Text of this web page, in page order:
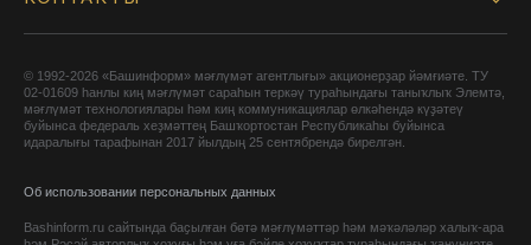
© 1992-2026 «Башинформ» мәғлүмәт агентлығы» акционерҙар йәмғиәте. ТУ
02-01609 һанлы киң мәғлүмәт сараһын теркәү тураһындағы таныҡлыҡ Элемтә,
мәғлүмәт технологиялары һәм киң коммуникациялар өлкәһендә күҙәтеү
буйынса федераль хеҙмәттең Башҡортостан Республикаһы буйынса
идаралығы тарафынан 2017 йылдың 25 сентябрендә бирелгән.
Об использовании персональных данных
Bashinform.ru сайтында баҫылған бөтә мәғлүмәттәр һәм мәҡәләләр халыҡ-ара